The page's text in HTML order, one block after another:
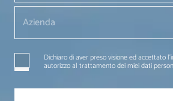
Dichiaro di aver preso visione ed accettato
autorizzo al trattamento dei miei dati